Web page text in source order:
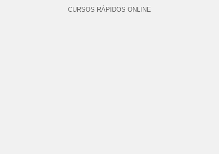
CURSOS RÁPIDOS ONLINE